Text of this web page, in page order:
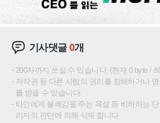
기사댓글0개
200자까지 쓰실 수 있습니다. (현재 0 byte /
저작권 등 다른 사람의 권리를 침해하거나
를 받을 수 있습니다.
타인에게 불쾌감을 주는 욕설 등 비하하는
리자의 판단에 의해 삭제 합니다.